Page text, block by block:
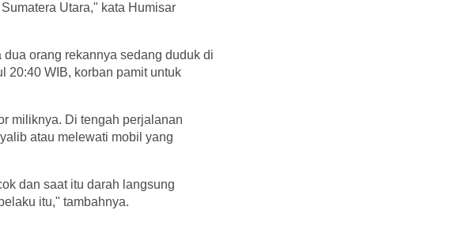
Utara," kata Humisar
orang rekannya sedang duduk di
20:40 WIB, korban pamit untuk
miliknya. Di tengah perjalanan
atau melewati mobil yang
dan saat itu darah langsung
itu," tambahnya.